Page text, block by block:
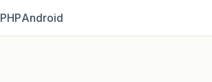
PHPAndroid